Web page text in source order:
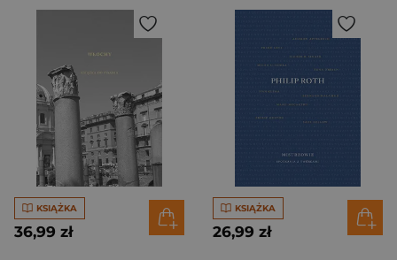
KSIĄŻKA
36,99 zł
KSIĄŻKA
26,99 zł